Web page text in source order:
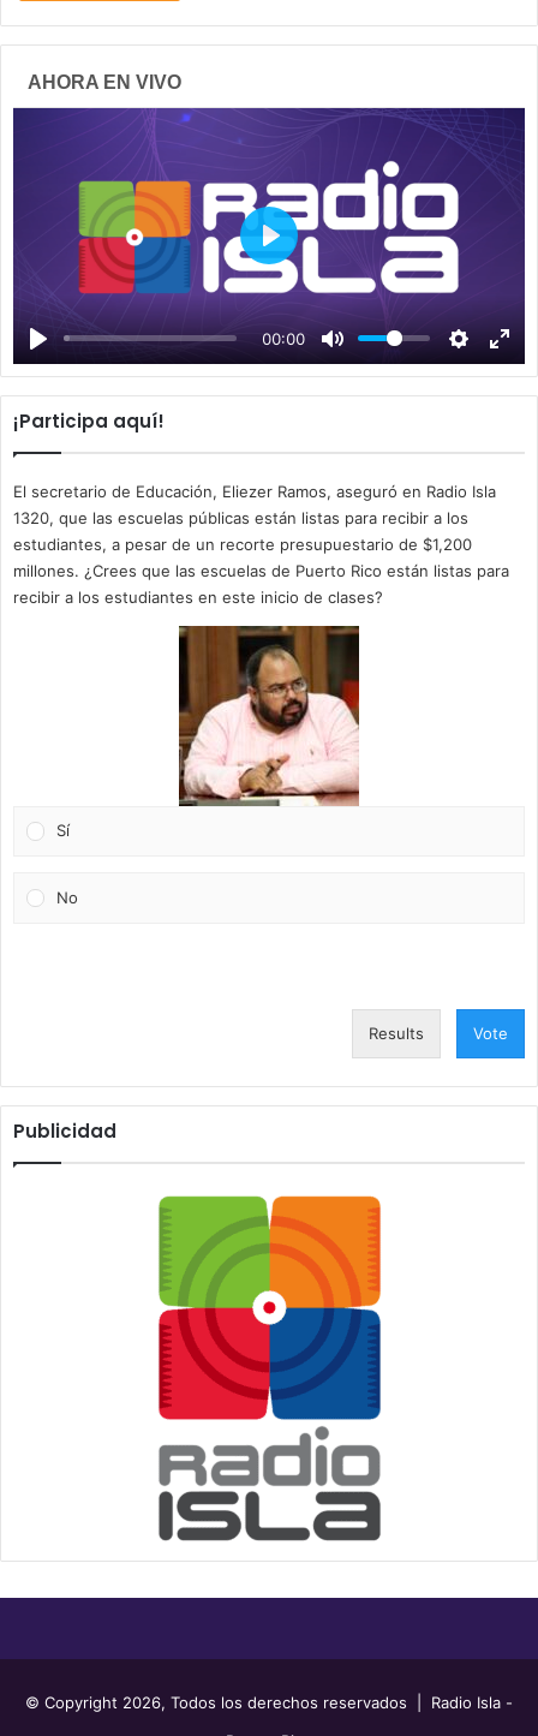
AHORA EN VIVO
00:00
P
a
y
¡Participa aquí!
El secretario de Educación, Eliezer Ramos, aseguró en Radio Isla
1320, que las escuelas públicas están listas para recibir a los
estudiantes, a pesar de un recorte presupuestario de $1,200
millones. ¿Crees que las escuelas de Puerto Rico están listas para
recibir a los estudiantes en este inicio de clases?
Sí
No
Results Vote
Publicidad
© Copyright 2026, Todos los derechos reservados | Radio Isla -